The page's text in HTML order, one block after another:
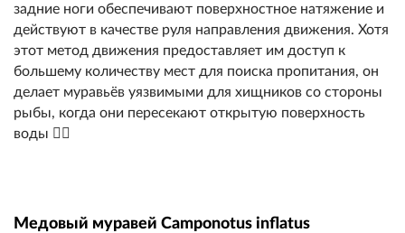
задние ноги обеспечивают поверхностное натяжение и
действуют в качестве руля направления движения. Хотя
этот метод движения предоставляет им доступ к
большему количеству мест для поиска пропитания, он
делает муравьёв уязвимыми для хищников со стороны
рыбы, когда они пересекают открытую поверхность
воды 🏊‍♂️
Медовый муравей Camponotus inflatus